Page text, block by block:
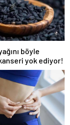
böyle
yok ediyor!